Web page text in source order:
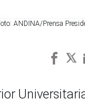
ANDINA/Prensa